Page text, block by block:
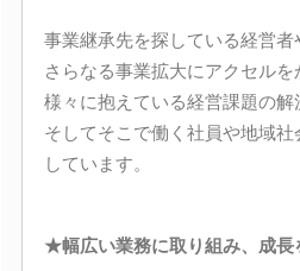
事業継承先を探している経営者
さらなる事業拡大にアクセルを
様々に抱えている経営課題の解
そしてそこで働く社員や地域
しています。
★幅広い業務に取り組み、成長